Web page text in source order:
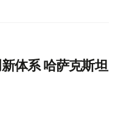
体系 哈萨克斯坦